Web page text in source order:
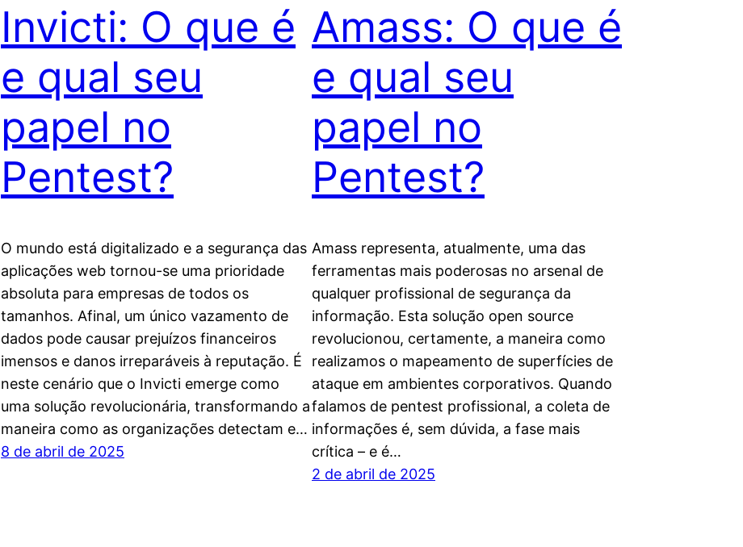
Invicti: O que é
e qual seu
papel no
Pentest?
O mundo está digitalizado e a segurança das
aplicações web tornou-se uma prioridade
absoluta para empresas de todos os
tamanhos. Afinal, um único vazamento de
dados pode causar prejuízos financeiros
imensos e danos irreparáveis à reputação. É
neste cenário que o Invicti emerge como
uma solução revolucionária, transformando a
maneira como as organizações detectam e…
8 de abril de 2025
Amass: O que é
e qual seu
papel no
Pentest?
Amass representa, atualmente, uma das
ferramentas mais poderosas no arsenal de
qualquer profissional de segurança da
informação. Esta solução open source
revolucionou, certamente, a maneira como
realizamos o mapeamento de superfícies de
ataque em ambientes corporativos. Quando
falamos de pentest profissional, a coleta de
informações é, sem dúvida, a fase mais
crítica – e é…
2 de abril de 2025